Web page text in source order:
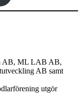
AB, ML LAB AB,
AB samt
utgör